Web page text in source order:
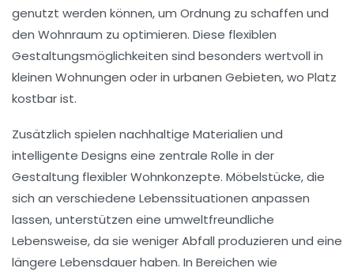
genutzt werden können, um Ordnung zu schaffen und
den Wohnraum zu optimieren. Diese flexiblen
Gestaltungsmöglichkeiten sind besonders wertvoll in
kleinen Wohnungen oder in urbanen Gebieten, wo Platz
kostbar ist.
Zusätzlich spielen nachhaltige Materialien und
intelligente Designs eine zentrale Rolle in der
Gestaltung flexibler Wohnkonzepte. Möbelstücke, die
sich an verschiedene Lebenssituationen anpassen
lassen, unterstützen eine umweltfreundliche
Lebensweise, da sie weniger Abfall produzieren und eine
längere Lebensdauer haben. In Bereichen wie